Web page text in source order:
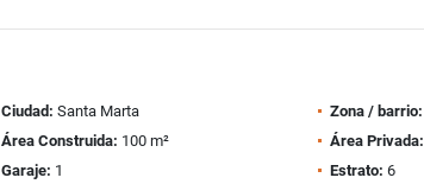
Ciudad: Santa Marta Zona / barrio:
Área Construida: 100 m² Área Privada:
Garaje: 1 Estrato: 6